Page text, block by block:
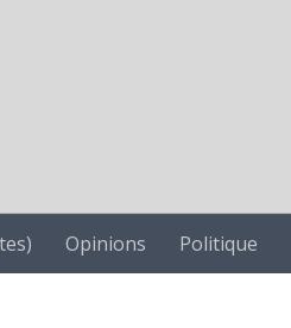
Opinions Politique